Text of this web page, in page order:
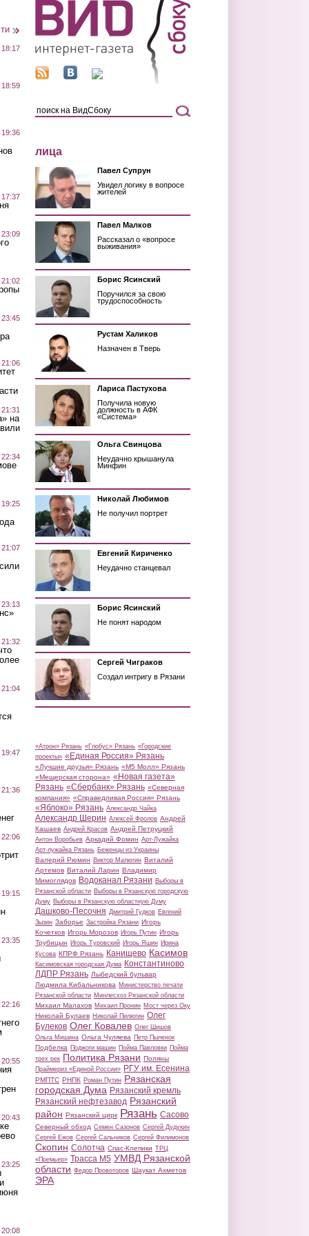
18:17
18:59
19:36
на
лица
Павел Супрун
Увидел логику в вопросе
жителей
Павел Малков
Рассказал о «вопросе
выживания»
Борис Ясинский
Поручился за свою
трудоспособность
Рустам Халиков
Назначен в Тверь
Лариса Пастухова
Получила новую
должность в АФК
«Система»
Ольга Свинцова
Неудачно крышанула
Минфин
Николай Любимов
Не получил портрет
Евгений Кириченко
Неудачно станцевал
Борис Ясинский
Не понят народом
Сергей Чиграков
Создал интригу в Рязани
«Атрон» Рязань «Глобус» Рязань «Городские
проекты» «Единая Россия» Рязань
«Лучшие друзья» Рязань «М5 Молл» Рязань
«Мещерская сторона» «Новая газета»
Рязань «Сбербанк» Рязань «Северная
компания» «Справедливая Россия» Рязань
«Яблоко» Рязань Александр Чайка
Александр Шерин Алексей Фролов Андрей
Кашаев Андрей Красов Андрей Петруцкий
Антон Воробьев Аркадий Фомин Арт-Лужайка
Арт-лужайка Рязань Беженцы из Украины
Валерий Рюмин Виктор Малюгин Виталий
Артемов Виталий Ларин Владимир
Мимоглядов Водоканал Рязани Выборы в
Рязанской области Выборы в Рязанскую городскую
Думу Выборы в Рязанскую областную Думу
Дашково-Песочня Дмитрий Гудков Евгений
Зызин Заборье Застройка Рязани Игорь
Кочетков Игорь Морозов Игорь Путин Игорь
Трубицын Игорь Туровский Игорь Яшин Ирина
Кусова КПРФ Рязань Канищево Касимов
Касимовская городская Дума Константиново
ЛДПР Рязань Лыбедский бульвар
Людмила Кибальникова Министерство печати
Рязанской области Минлесхоз Рязанской области
Михаил Малахов Михаил Пронин Мост через Оку
Николай Булаев Николай Пилюгин Олег
Булеков Олег Ковалев Олег Шишов
Ольга Мишина Ольга Чуляева Петр Пыленок
Подбелка Поджоги машин Пойма Павловки Пойма
трех рек Политика Рязани Поляны
Праймериз «Единой России» РГУ им. Есенина
РМПТС РНПК Роман Путин Рязанская
городская Дума Рязанский кремль
Рязанский нефтезавод Рязанский
район Рязанский цирк Рязань Сасово
Северный обход Семен Сазонов Сергей Дудукин
Сергей Ежов Сергей Сальников Сергей Филимонов
Скопин Солотча Спас-Клепики ТРЦ
«Премьер» Трасса М5 УМВД Рязанской
области Федор Провоторов Шаукат Ахметов
ЭРА